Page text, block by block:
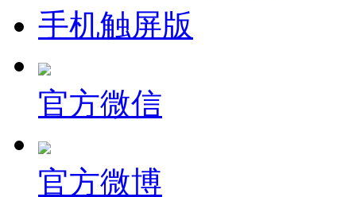
手机触屏版
官方微信
官方微博